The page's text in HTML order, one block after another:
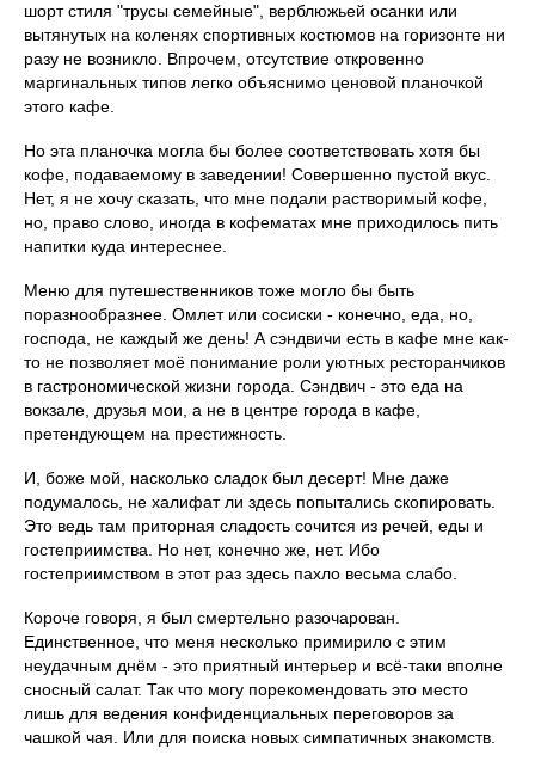
шорт стиля "трусы семейные", верблюжьей осанки или
вытянутых на коленях спортивных костюмов на горизонте ни
разу не возникло. Впрочем, отсутствие откровенно
маргинальных типов легко объяснимо ценовой планочкой
этого кафе.
Но эта планочка могла бы более соответствовать хотя бы
кофе, подаваемому в заведении! Совершенно пустой вкус.
Нет, я не хочу сказать, что мне подали растворимый кофе,
но, право слово, иногда в кофематах мне приходилось пить
напитки куда интереснее.
Меню для путешественников тоже могло бы быть
поразнообразнее. Омлет или сосиски - конечно, еда, но,
господа, не каждый же день! А сэндвичи есть в кафе мне как-
то не позволяет моё понимание роли уютных ресторанчиков
в гастрономической жизни города. Сэндвич - это еда на
вокзале, друзья мои, а не в центре города в кафе,
претендующем на престижность.
И, боже мой, насколько сладок был десерт! Мне даже
подумалось, не халифат ли здесь попытались скопировать.
Это ведь там приторная сладость сочится из речей, еды и
гостеприимства. Но нет, конечно же, нет. Ибо
гостеприимством в этот раз здесь пахло весьма слабо.
Короче говоря, я был смертельно разочарован.
Единственное, что меня несколько примирило с этим
неудачным днём - это приятный интерьер и всё-таки вполне
сносный салат. Так что могу порекомендовать это место
лишь для ведения конфиденциальных переговоров за
чашкой чая. Или для поиска новых симпатичных знакомств.